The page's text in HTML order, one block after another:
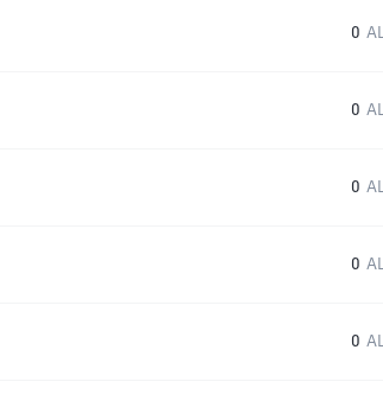
0
0
0
0
0